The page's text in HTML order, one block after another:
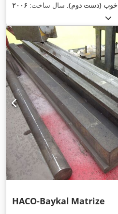
خوب (دست دوم), سال ساخت: ۲۰۰۶
HACO-Baykal Matrize